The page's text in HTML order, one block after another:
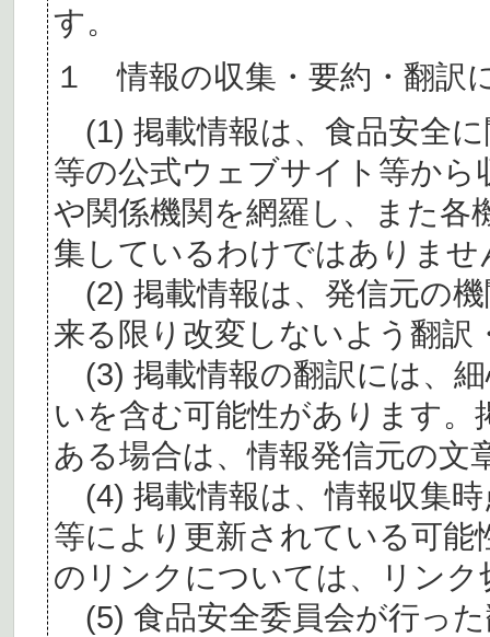
す。
１ 情報の収集・要約・翻訳
(1) 掲載情報は、食品安全
等の公式ウェブサイト等か
や関係機関を網羅し、また各
集しているわけではありませ
(2) 掲載情報は、発信元の
来る限り改変しないよう翻訳
(3) 掲載情報の翻訳には、
いを含む可能性があります。
ある場合は、情報発信元の文
(4) 掲載情報は、情報収集
等により更新されている可
のリンクについては、リン
(5) 食品安全委員会が行っ